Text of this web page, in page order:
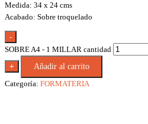
Medida: 34 x 24 cms
Acabado: Sobre troquelado
-
SOBRE A4 - 1 MILLAR cantidad
+
Añadir al carrito
Categoría: FORMATERIA